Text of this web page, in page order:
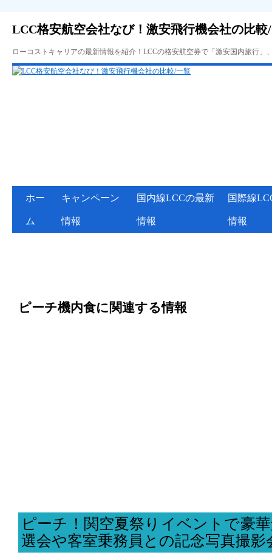
LCC格安航空会社なび！激安飛行機会社の比較
ローコストキャリアの最新情報を紹介！LCCの格安航空券で「激安国内旅行
ホー
ム
キャンペーン
情報
国内線LCCの最新
情報
国際線
情報
ピーチ機内食に関連する情報
ピーチ！関空夏祭りイベントで豪
選会や客室乗務員との記念写真撮影